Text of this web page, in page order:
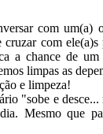
com um(a)
com ele(a)s
a chance de
limpas as
e limpeza!
"sobe e
Mesmo que